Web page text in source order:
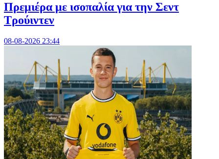
Πρεμιέρα με ισοπαλία για την Σεντ
Τρούιντεν
08-08-2026 23:44